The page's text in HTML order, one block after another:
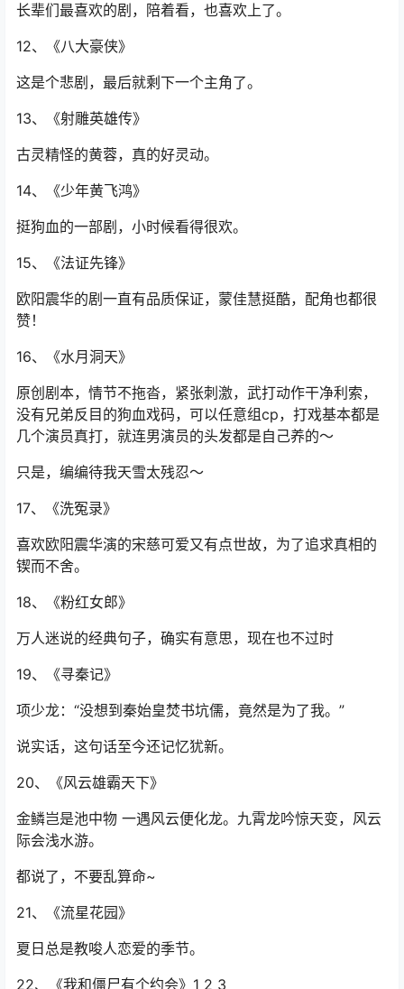
长辈们最喜欢的剧，陪着看，也喜欢上了。
12、《八大豪侠》
这是个悲剧，最后就剩下一个主角了。
13、《射雕英雄传》
古灵精怪的黄蓉，真的好灵动。
14、《少年黄飞鸿》
挺狗血的一部剧，小时候看得很欢。
15、《法证先锋》
欧阳震华的剧一直有品质保证，蒙佳慧挺酷，配角也都很
赞！
16、《水月洞天》
原创剧本，情节不拖沓，紧张刺激，武打动作干净利索，
没有兄弟反目的狗血戏码，可以任意组cp，打戏基本都是
几个演员真打，就连男演员的头发都是自己养的～
只是，编编待我天雪太残忍～
17、《洗冤录》
喜欢欧阳震华演的宋慈可爱又有点世故，为了追求真相的
锲而不舍。
18、《粉红女郎》
万人迷说的经典句子，确实有意思，现在也不过时
19、《寻秦记》
项少龙：“没想到秦始皇焚书坑儒，竟然是为了我。”
说实话，这句话至今还记忆犹新。
20、《风云雄霸天下》
金鳞岂是池中物 一遇风云便化龙。九霄龙吟惊天变，风云
际会浅水游。
都说了，不要乱算命~
21、《流星花园》
夏日总是教唆人恋爱的季节。
22、《我和僵尸有个约会》1 2 3